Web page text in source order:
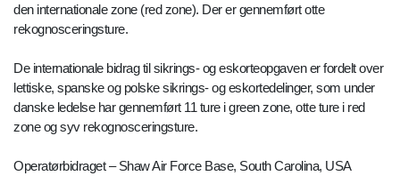
den internationale zone (red zone). Der er gennemført otte
rekognosceringsture.
De internationale bidrag til sikrings- og eskorteopgaven er fordelt over
lettiske, spanske og polske sikrings- og eskortedelinger, som under
danske ledelse har gennemført 11 ture i green zone, otte ture i red
zone og syv rekognosceringsture.
Operatørbidraget – Shaw Air Force Base, South Carolina, USA